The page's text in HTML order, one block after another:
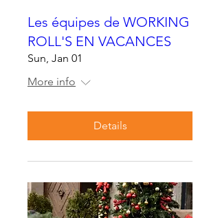
Les équipes de WORKING
ROLL'S EN VACANCES
Sun, Jan 01
More info
Details